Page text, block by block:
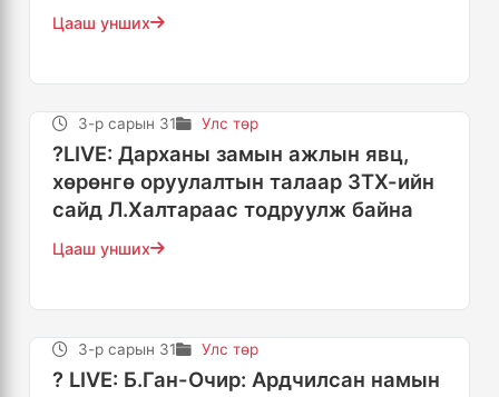
Цааш унших
3-р сарын 31 Улс төр
?LIVE: Дарханы замын ажлын явц,
хөрөнгө оруулалтын талаар ЗТХ-ийн
сайд Л.Халтараас тодруулж байна
Цааш унших
3-р сарын 31 Улс төр
? LIVE: Б.Ган-Очир: Ардчилсан намын